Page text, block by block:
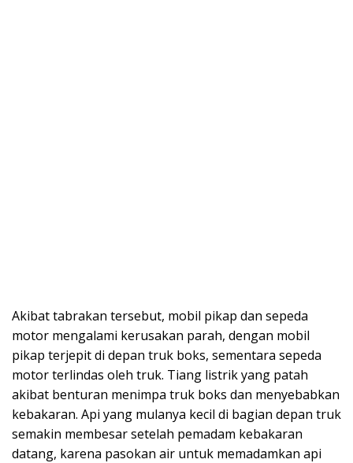
Akibat tabrakan tersebut, mobil pikap dan sepeda
motor mengalami kerusakan parah, dengan mobil
pikap terjepit di depan truk boks, sementara sepeda
motor terlindas oleh truk. Tiang listrik yang patah
akibat benturan menimpa truk boks dan menyebabkan
kebakaran. Api yang mulanya kecil di bagian depan truk
semakin membesar setelah pemadam kebakaran
datang, karena pasokan air untuk memadamkan api